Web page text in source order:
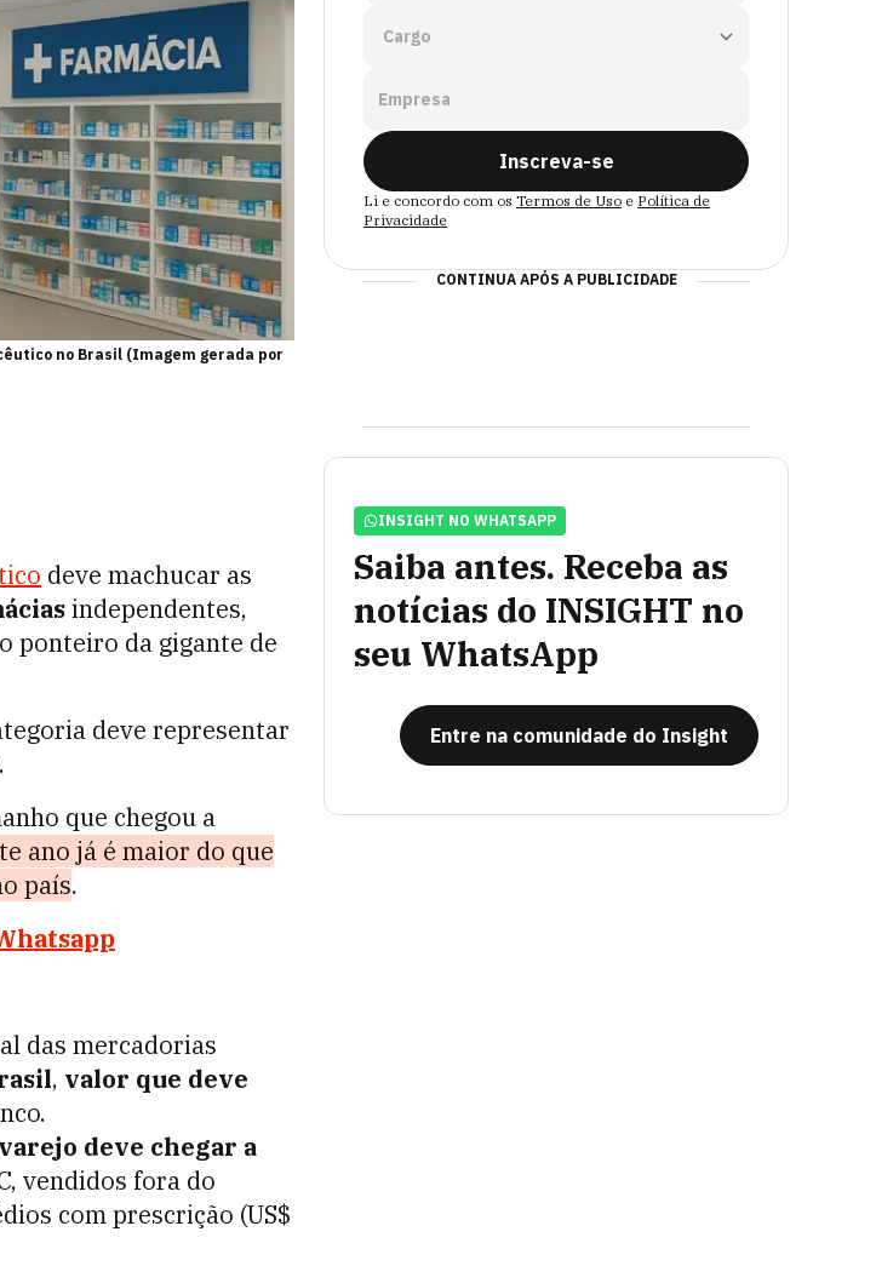
no Brasil (Imagem gerada por
deve machucar as
independentes,
ponteiro da gigante de
deve representar
que chegou a
ano já é maior do que
país.
das mercadorias
, valor que deve
deve chegar a
vendidos fora do
com prescrição (US$
Empresa
Inscreva-se
Li e concordo com os Termos de Uso e Política de
Privacidade
CONTINUA APÓS A PUBLICIDADE
INSIGHT NO WHATSAPP
Saiba antes. Receba as
notícias do INSIGHT no
seu WhatsApp
Entre na comunidade do Insight